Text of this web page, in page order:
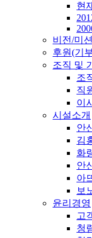
현
비전/미션
후원(기
조직 및
조
직
이
시설소개
안
김
화
안
아
보
윤리경영
고
청